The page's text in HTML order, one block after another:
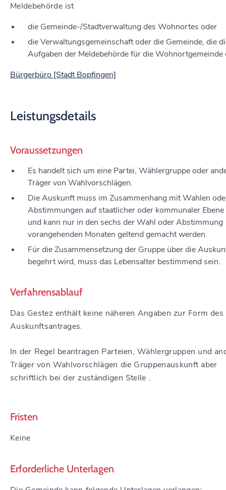
Meldebehörde ist
die Gemeinde-/Stadtverwaltung des Wohnortes oder
die Verwaltungsgemeinschaft oder die Gemeinde, die
Aufgaben der Meldebehörde für die
Bürgerbüro [Stadt Bopfingen]
Leistungsdetails
Voraussetzungen
Es handelt sich um eine Partei, Wählergruppe oder
Träger von Wahlvorschlägen.
Die Auskunft muss im Zusammenhang mit Wahlen
Abstimmungen auf staatlicher oder kommunaler Ebene
und kann nur in den sechs der Wahl oder Abstimmung
vorangehenden Monaten geltend gemacht werden.
Für die Zusammensetzung der Gruppe über die
begehrt wird, muss das Lebensalter bestimmend sein.
Verfahrensablauf
Das Gestez enthält keine näheren Angaben zur Form des
Auskunftsantrages.
In der Regel beantragen Parteien, Wählergruppen und
Träger von Wahlvorschlägen die Gruppenauskunft aber
schriftlich bei der zuständigen Stelle .
Fristen
Keine
Erforderliche Unterlagen